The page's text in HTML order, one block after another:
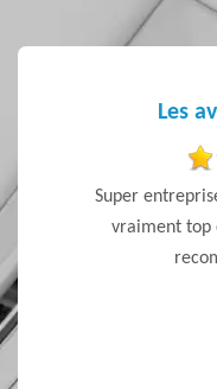
Les
bons
Super
vraiment top